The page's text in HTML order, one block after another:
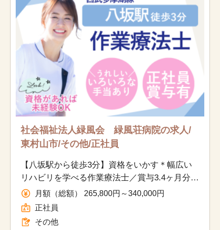
社会福祉法人緑風会 緑風荘病院の求人/
東村山市/その他/正社員
【八坂駅から徒歩3分】資格をいかす＊幅広い
リハビリを学べる作業療法士／賞与3.4ヶ月分＋
年間休日112日で働きやすさ◎
月額（総額） 265,800円～340,000円
正社員
その他